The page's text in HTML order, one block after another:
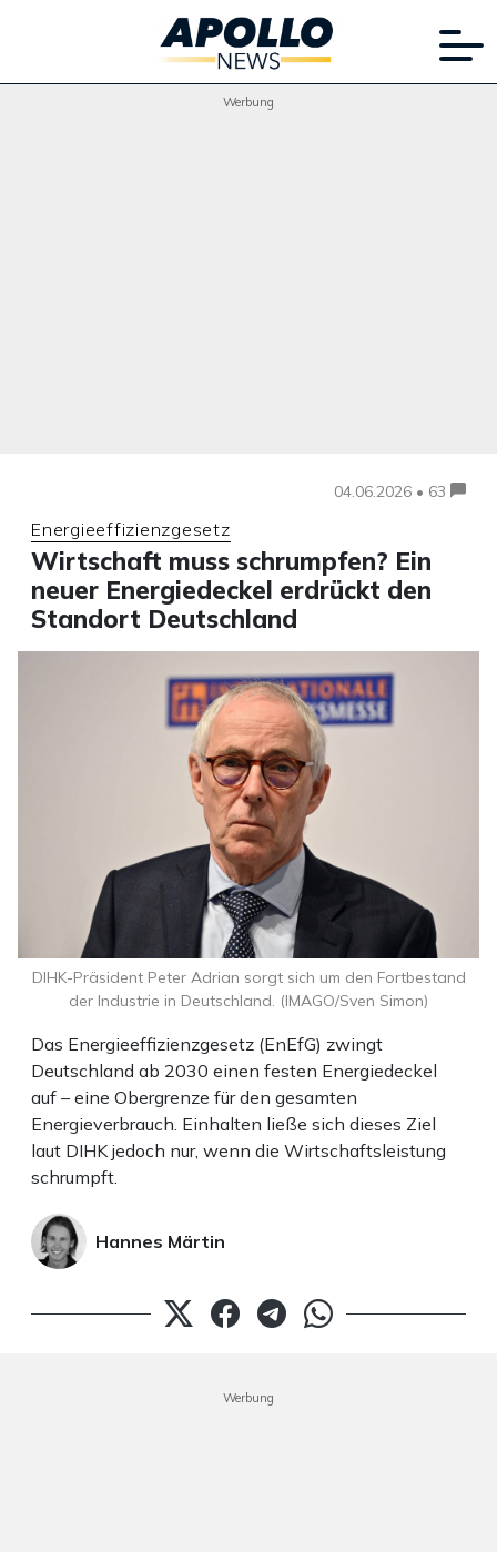
Werbung
04.06.2026 • 63
Energieeffizienzgesetz
Wirtschaft muss schrumpfen? Ein
neuer Energiedeckel erdrückt den
Standort Deutschland
Das Energieeffizienzgesetz (EnEfG) zwingt
Deutschland ab 2030 einen festen Energiedeckel
auf – eine Obergrenze für den gesamten
Energieverbrauch. Einhalten ließe sich dieses Ziel
laut DIHK jedoch nur, wenn die Wirtschaftsleistung
schrumpft.
Hannes Märtin
DIHK-Präsident Peter Adrian sorgt sich um den Fortbestand
der Industrie in Deutschland. (IMAGO/Sven Simon)
Werbung